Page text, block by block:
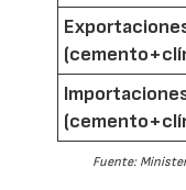
Fuente: